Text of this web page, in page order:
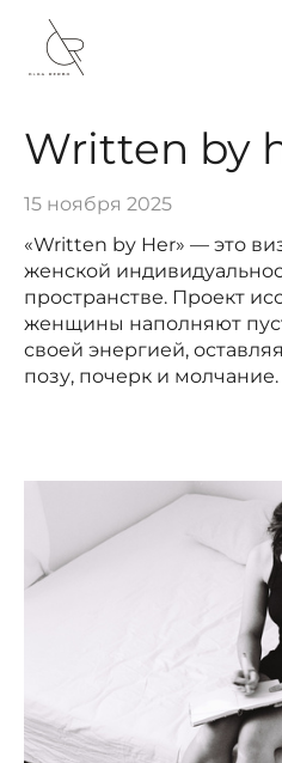
Written by
15 ноября 2025
«Written by Her» — это
женской
пространстве. Проект
женщины наполняют
своей энергией,
позу, почерк и молчание.